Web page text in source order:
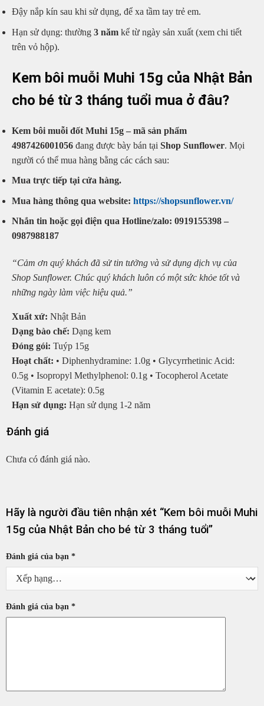
Đậy nắp kín sau khi sử dụng, để xa tầm tay trẻ em.
Hạn sử dụng: thường 3 năm kể từ ngày sản xuất (xem chi tiết
trên vỏ hộp).
Kem bôi muỗi Muhi 15g của Nhật Bản
cho bé từ 3 tháng tuổi mua ở đâu?
Kem bôi muỗi đốt Muhi 15g – mã sản phẩm
4987426001056 đang được bày bán tại Shop Sunflower. Mọi
người có thể mua hàng bằng các cách sau:
Mua trực tiếp tại cửa hàng.
Mua hàng thông qua website: https://shopsunflower.vn/
Nhắn tin hoặc gọi điện qua Hotline/zalo: 0919155398 –
0987988187
“Cảm ơn quý khách đã sử tin tưởng và sử dụng dịch vụ của
Shop Sunflower. Chúc quý khách luôn có một sức khỏe tốt và
những ngày làm việc hiệu quả.”
Xuất xứ: Nhật Bản
Dạng bào chế: Dạng kem
Đóng gói: Tuýp 15g
Hoạt chất: • Diphenhydramine: 1.0g • Glycyrrhetinic Acid:
0.5g • Isopropyl Methylphenol: 0.1g • Tocopherol Acetate
(Vitamin E acetate): 0.5g
Hạn sử dụng: Hạn sử dụng 1-2 năm
Đánh giá
Chưa có đánh giá nào.
Hãy là người đầu tiên nhận xét “Kem bôi muỗi Muhi
15g của Nhật Bản cho bé từ 3 tháng tuổi”
Đánh giá của bạn *
Đánh giá của bạn *